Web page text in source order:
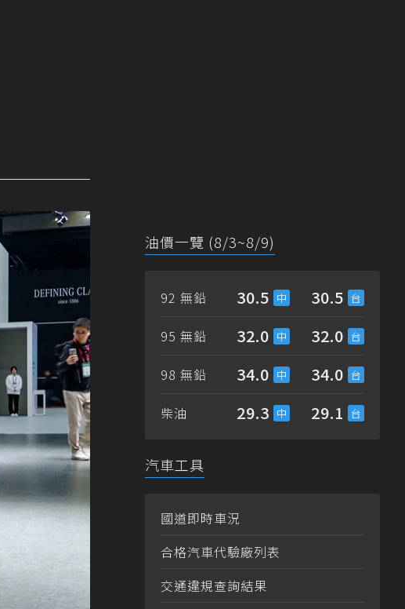
油價一覽 (8/3~8/9)
92 無鉛 30.5 30.5
95 無鉛 32.0 32.0
98 無鉛 34.0 34.0
柴油 29.3 29.1
汽車工具
國道即時車況
合格汽車代驗廠列表
交通違規查詢結果